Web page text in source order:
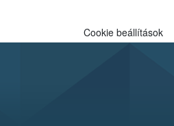
Cookie beállítások